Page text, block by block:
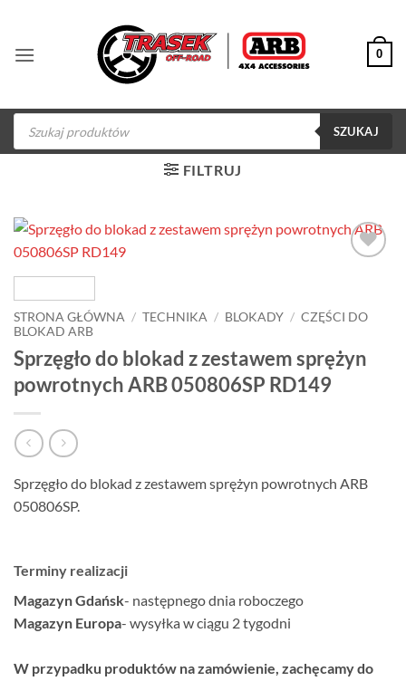
zawartości
0
Wyszukiwarka
produktów
SZUKAJ
FILTRUJ
STRONA GŁÓWNA / TECHNIKA / BLOKADY / CZĘŚCI DO
BLOKAD ARB
Sprzęgło do blokad z zestawem sprężyn
powrotnych ARB 050806SP RD149
Sprzęgło do blokad z zestawem sprężyn powrotnych ARB
050806SP.
Terminy realizacji
Magazyn Gdańsk- następnego dnia roboczego
Magazyn Europa- wysyłka w ciągu 2 tygodni
W przypadku produktów na zamówienie, zachęcamy do